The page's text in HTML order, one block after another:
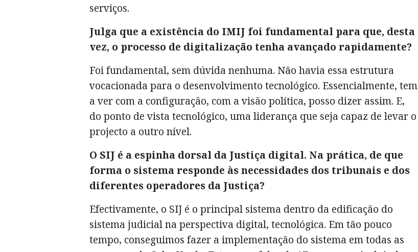
serviços.
Julga que a existência do IMIJ foi fundamental para que, desta
vez, o processo de digitalização tenha avançado rapidamente?
Foi fundamental, sem dúvida nenhuma. Não havia essa estrutura
vocacionada para o desenvolvimento tecnológico. Essencialmente, tem
a ver com a configuração, com a visão política, posso dizer assim. E,
do ponto de vista tecnológico, uma liderança que seja capaz de levar o
projecto a outro nível.
O SIJ é a espinha dorsal da Justiça digital. Na prática, de que
forma o sistema responde às necessidades dos tribunais e dos
diferentes operadores da Justiça?
Efectivamente, o SIJ é o principal sistema dentro da edificação do
sistema judicial na perspectiva digital, tecnológica. Em tão pouco
tempo, conseguimos fazer a implementação do sistema em todas as